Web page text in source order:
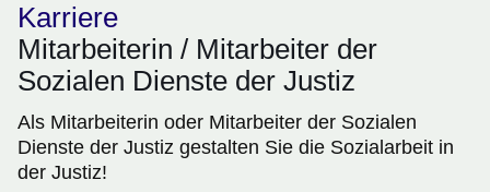
Karriere
Mitarbeiterin / Mitarbeiter der
Sozialen Dienste der Justiz
Als Mitarbeiterin oder Mitarbeiter der Sozialen
Dienste der Justiz gestalten Sie die Sozialarbeit in
der Justiz!